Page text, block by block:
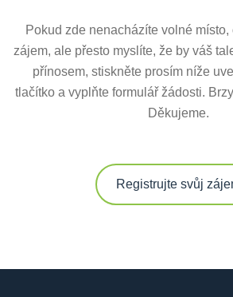
Pokud zde nenacházíte volné místo,
zájem, ale přesto myslíte, že by váš
přínosem, stiskněte prosím níže
tlačítko a vyplňte formulář žádosti.
Děkujeme.
Registrujte svůj